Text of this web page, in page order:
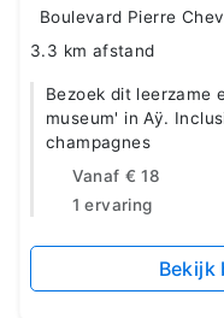
Boulevard Pierre
3.3 km afstand
Bezoek dit leerzame
museum' in Aÿ.
champagnes
Vanaf € 18
1 ervaring
Bekijk